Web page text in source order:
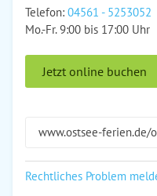
Telefon: 04561 - 5253052
Mo.-Fr. 9:00 bis 17:00 Uhr
Jetzt online buchen
www.ostsee-ferien.de/
Rechtliches Problem